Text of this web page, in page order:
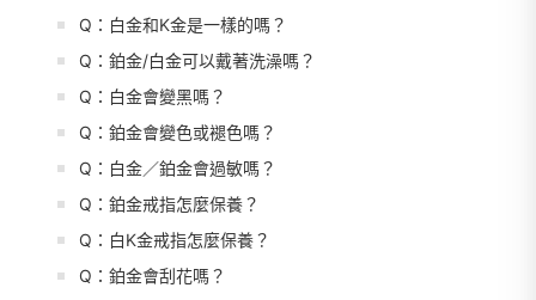
Q：白金和K金是一樣的嗎？
Q：鉑金/白金可以戴著洗澡嗎？
Q：白金會變黑嗎？
Q：鉑金會變色或褪色嗎？
Q：白金／鉑金會過敏嗎？
Q：鉑金戒指怎麼保養？
Q：白K金戒指怎麼保養？
Q：鉑金會刮花嗎？